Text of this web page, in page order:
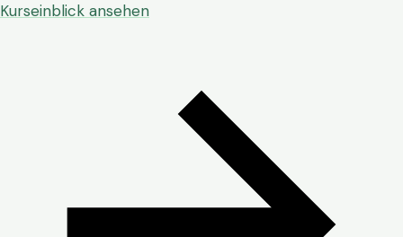
Kurseinblick ansehen